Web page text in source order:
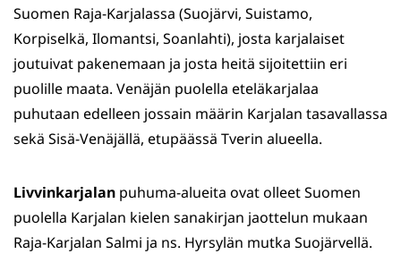
Suomen Raja-Karjalassa (Suojärvi, Suistamo,
Korpiselkä, Ilomantsi, Soanlahti), josta karjalaiset
joutuivat pakenemaan ja josta heitä sijoitettiin eri
puolille maata. Venäjän puolella eteläkarjalaa
puhutaan edelleen jossain määrin Karjalan tasavallassa
sekä Sisä-Venäjällä, etupäässä Tverin alueella.
Livvinkarjalan puhuma-alueita ovat olleet Suomen
puolella Karjalan kielen sanakirjan jaottelun mukaan
Raja-Karjalan Salmi ja ns. Hyrsylän mutka Suojärvellä.